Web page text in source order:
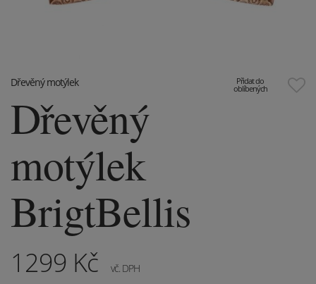
Přidat do
oblíbených
Dřevěný motýlek
Dřevěný
motýlek
BrigtBellis
1299 Kč vč. DPH